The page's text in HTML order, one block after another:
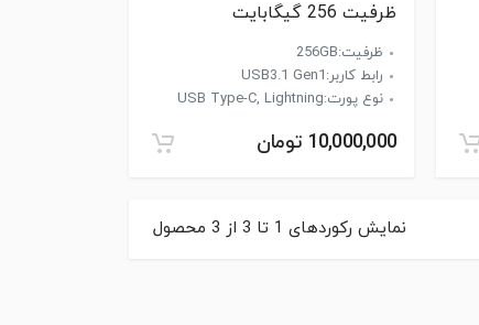
ظرفیت 256 گیگابایت
ظرفیت:256GB
رابط کاربر:USB3.1 Gen1
نوع پورت:USB Type-C, Lightning
10,000,000 تومان
نمایش رکوردهای 1 تا 3 از 3 محصول